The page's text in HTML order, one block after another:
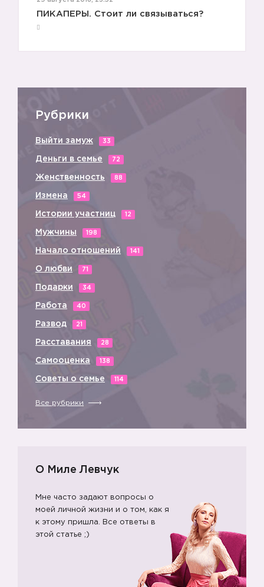
ПИКАПЕРЫ. Стоит ли связываться?
Рубрики
Выйти замуж 33
Деньги в семье 72
Женственность 88
Измена 54
Истории участниц 12
Мужчины 198
Начало отношений 141
О любви 71
Подарки 34
Работа 40
Развод 21
Расставания 28
Самооценка 138
Советы о семье 114
Все рубрики
О Миле Левчук
Мне часто задают вопросы о
моей личной жизни и о том, как я
к этому пришла. Все ответы в
этой статье ;)